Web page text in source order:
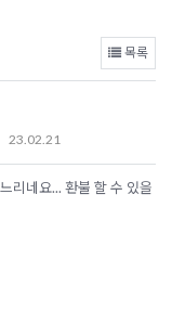
목록
23.02.21
리네요... 환불 할 수 있을